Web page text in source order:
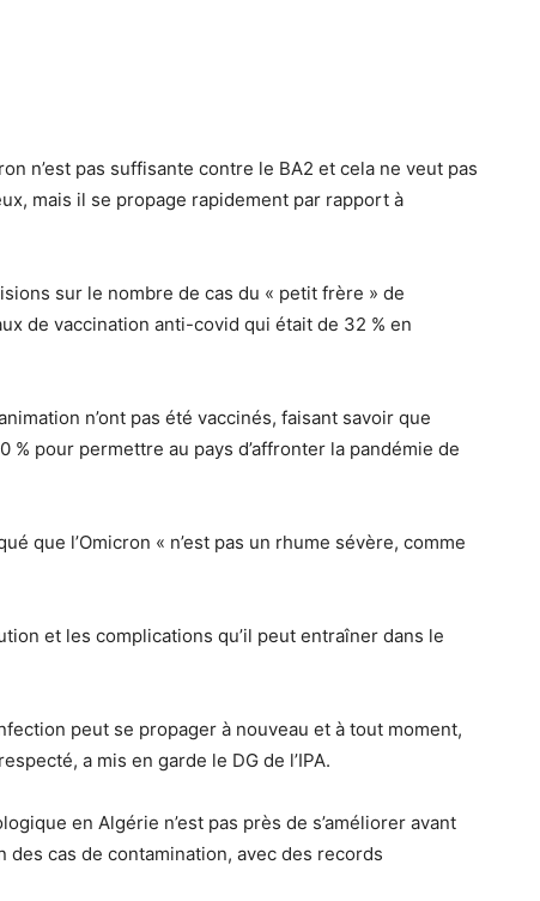
n’est pas suffisante contre le BA2 et cela ne veut pas
mais il se propage rapidement par rapport à
sur le nombre de cas du « petit frère » de
de vaccination anti-covid qui était de 32 % en
n’ont pas été vaccinés, faisant savoir que
% pour permettre au pays d’affronter la pandémie de
que l’Omicron « n’est pas un rhume sévère, comme
et les complications qu’il peut entraîner dans le
peut se propager à nouveau et à tout moment,
a mis en garde le DG de l’IPA.
en Algérie n’est pas près de s’améliorer avant
des cas de contamination, avec des records